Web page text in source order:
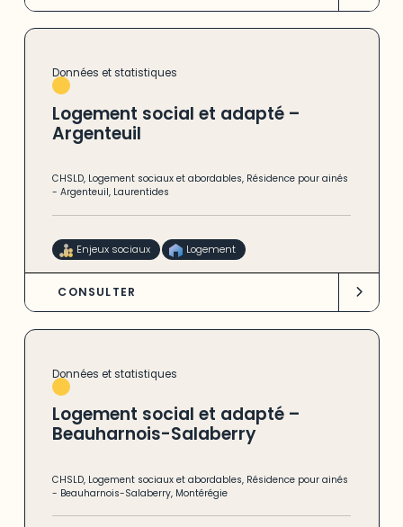
Données et statistiques
Logement social et adapté –
Argenteuil
CHSLD, Logement sociaux et abordables, Résidence pour ainés
-Argenteuil, Laurentides
Enjeux sociaux Logement
CONSULTER
Données et statistiques
Logement social et adapté –
Beauharnois-Salaberry
CHSLD, Logement sociaux et abordables, Résidence pour ainés
- Beauharnois-Salaberry, Montérégie